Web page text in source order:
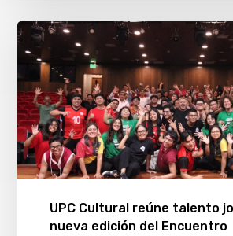
UPC Cultural reúne talento
nueva edición del Encuentro